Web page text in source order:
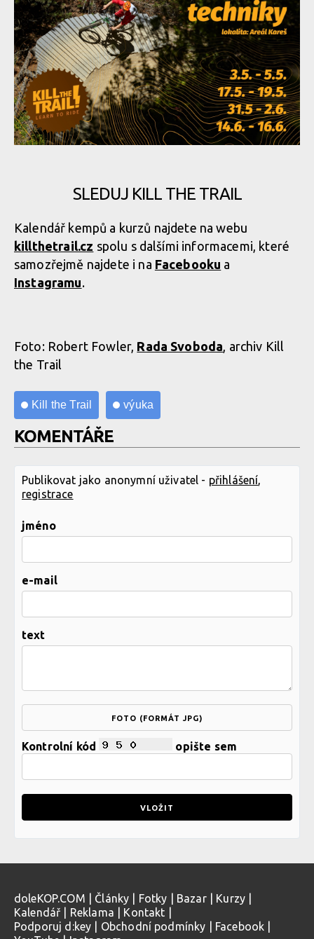
SLEDUJ KILL THE TRAIL
Kalendář kempů a kurzů najdete na webu
killthetrail.cz spolu s dalšími informacemi, které
samozřejmě najdete i na Facebooku a
Instagramu.
Foto: Robert Fowler, Rada Svoboda , archiv Kill
the Trail
Kill the Trail výuka
KOMENTÁŘE
Publikovat jako anonymní uživatel - přihlášení
registrace
jméno
e-mail
text
FOTO (FORMÁT JPG)
Kontrolní kód opište sem
doleKOP.COM Články Fotky Bazar| Kurzy
Kalendář
Reklama Kontakt
Podporuj d:key
Obchodní podmínky Facebook